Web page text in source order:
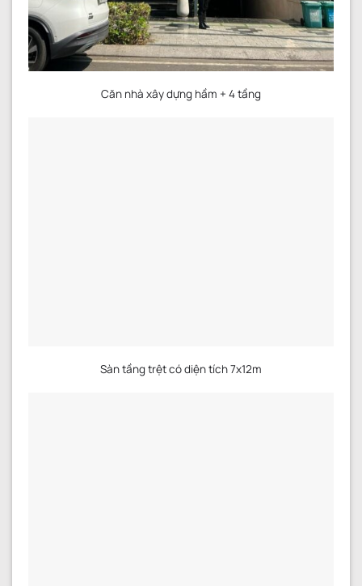
Căn nhà xây dựng hầm + 4 tầng
Sàn tầng trệt có diện tích 7x12m